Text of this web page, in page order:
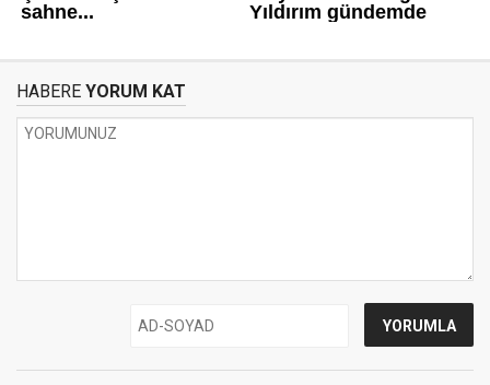
HABERE YORUM KAT